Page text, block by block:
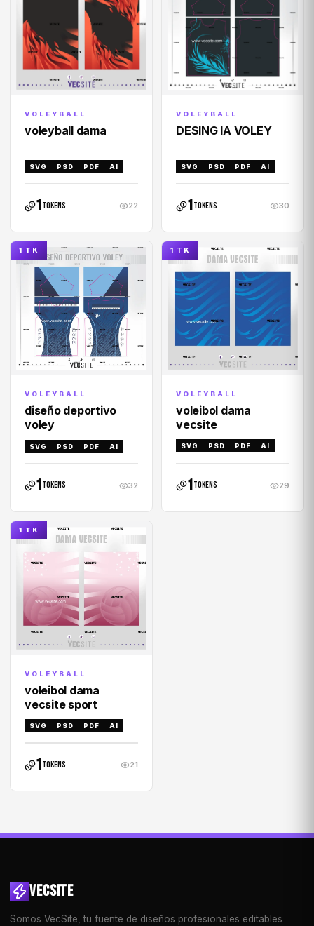
VOLEYBALL
voleyball dama
SVG PSD PDF AI
1tokens 22
VOLEYBALL
DESING IA VOLEY
SVG PSD PDF AI
1tokens 30
1 TK
VOLEYBALL
diseño deportivo
voley
SVG PSD PDF AI
1tokens 32
1 TK
VOLEYBALL
voleibol dama
vecsite
SVG PSD PDF AI
1tokens 29
1 TK
VOLEYBALL
voleibol dama
vecsite sport
SVG PSD PDF AI
1tokens 21
VECSITE
Somos VecSite, tu fuente de diseños profesionales editables